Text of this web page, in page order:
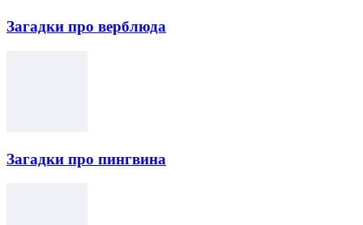
Загадки про верблюда
Загадки про пингвина